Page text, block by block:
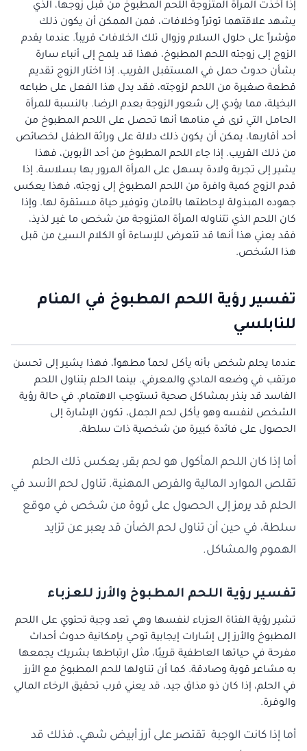
إذا أخذت المرأة المتزوجة اللحم المطبوخ من قبل زوجها، الذي
يشهد علاقتهما توتراً وخلافات، فمن الممكن أن يكون ذلك
مؤشراً على حلول السلام وزوال تلك الخلافات قريباً. عندما يقدم
الزوج إلى زوجته اللحم المطبوخ، فهذا قد يلمح إلى أنباء سارة
بشأن حدوث حمل في المستقبل القريب. إذا اختار الزوج تقديم
قطعة صغيرة من اللحم لزوجته، فقد يدل هذا الفعل على طباعه
البخيلة، مما يؤدي إلى شعور الزوجة بعدم الرضا. بالنسبة للمرأة
الحامل التي ترى في منامها أنها تحصل على اللحم المطبوخ من
أحد أقاربها، يمكن أن يكون ذلك دلالة على وراثة الطفل لخصائص
من ذلك القريب. إذا جاء اللحم المطبوخ من أحد الأبوين، فهذا
يشير إلى تجربة ولادة يسهل على المرأة المرور بها بسلاسة. إذا
قدم الزوج كمية وافرة من اللحم المطبوخ إلى زوجته، فهذا يعكس
جهوده المبذولة لإحاطتها بالأمان وتوفير حياة مستقرة لها. وإذا
كان اللحم الذي تتناوله المرأة المتزوجة من شخص ما غير لذيذ،
فقد يعني هذا أنها قد تتعرض للإساءة أو الكلام السيئ من قبل
هذا الشخص.
تفسير رؤية اللحم المطبوخ في المنام
للنابلسي
عندما يحلم شخص بأنه يأكل لحماً مطهواً، فهذا يشير إلى تحسن
مرتقب في وضعه المادي والمعرفي. بينما الحلم بتناول اللحم
الفاسد قد ينذر بمشاكل صحية تستوجب الاهتمام. في حالة رؤية
الشخص لنفسه وهو يأكل لحم الجمل، تكون الإشارة إلى
الحصول على فائدة كبيرة من شخصية ذات سلطة.
أما إذا كان اللحم المأكول هو لحم بقر، يعكس ذلك الحلم
تقلص الموارد المالية والفرص المهنية. تناول لحم الأسد في
الحلم قد يرمز إلى الحصول على ثروة من شخص في موقع
سلطة، في حين أن تناول لحم الضأن قد يعبر عن تزايد
الهموم والمشاكل.
تفسير رؤية اللحم المطبوخ والأرز للعزباء
تشير رؤية الفتاة العزباء لنفسها وهي تعد وجبة تحتوي على اللحم
المطبوخ والأرز إلى إشارات إيجابية توحي بإمكانية حدوث أحداث
مفرحة في حياتها العاطفية قريبًا، مثل ارتباطها بشريك يجمعها
به مشاعر قوية وصادقة. كما أن تناولها للحم المطبوخ مع الأرز
في الحلم، إذا كان ذو مذاق جيد، قد يعني قرب تحقيق الرخاء المالي
والوفرة.
أما إذا كانت الوجبة تقتصر على أرز أبيض شهي، فذلك قد